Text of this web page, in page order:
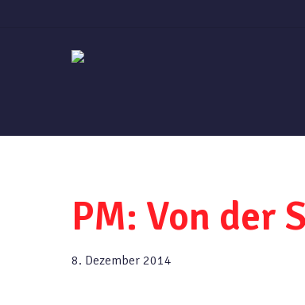
PM: Von der
8. Dezember 2014